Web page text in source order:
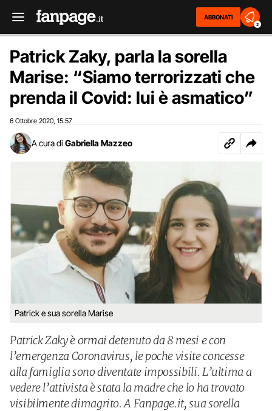
ABBONATI
2
Patrick Zaky, parla la sorella
Marise: “Siamo terrorizzati che
prenda il Covid: lui è asmatico”
6 Ottobre 2020 15:57
A cura di Gabriella Mazzeo
Patrick e sua sorella Marise
Patrick Zaky è ormai detenuto da 8 mesi e con
l’emergenza Coronavirus, le poche visite concesse
alla famiglia sono diventate impossibili. L’ultima a
vedere l’attivista è stata la madre che lo ha trovato
visibilmente dimagrito. A Fanpage.it, sua sorella